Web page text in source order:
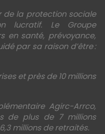
de la protection sociale
lucratif. Le Groupe
en santé, prévoyance,
par sa raison d’être :
et près de 10 millions
Agirc-Arrco,
de plus de 7 millions
millions de retraités.